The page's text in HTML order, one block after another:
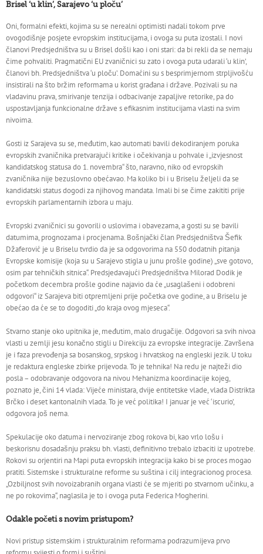
Brisel ‘u klin’, Sarajevo ‘u ploču’
Oni, formalni efekti, kojima su se nerealni optimisti nadali tokom prve
ovogodišnje posjete evropskim institucijama, i ovoga su puta izostali. I novi
članovi Predsjedništva su u Brisel došli kao i oni stari: da bi rekli da se nemaju
čime pohvaliti. Pragmatični EU zvaničnici su zato i ovoga puta udarali ‘u klin’,
članovi bh. Predsjedništva ‘u ploču’. Domaćini su s besprimjernom strpljivošću
insistirali na što bržim reformama u korist građana i države. Pozivali su na
vladavinu prava, smirivanje tenzija i odbacivanje zapaljive retorike, pa do
uspostavljanja funkcionalne države s efikasnim institucijama vlasti na svim
nivoima.
Gosti iz Sarajeva su se, međutim, kao automati bavili dekodiranjem poruka
evropskih zvaničnika pretvarajući kritike i očekivanja u pohvale i „izvjesnost
kandidatskog statusa do 1. novembra“ što, naravno, niko od evropskih
zvaničnika nije bezuslovno obećavao. Ma koliko bi i u Briselu željeli da se
kandidatski status dogodi za njihovog mandata. Imali bi se čime zakititi prije
evropskih parlamentarnih izbora u maju.
Evropski zvaničnici su govorili o uslovima i obavezama, a gosti su se bavili
datumima, prognozama i procjenama. Bošnjački član Predsjedništva Šefik
Džaferović je u Briselu tvrdio da je sa odgovorima na 550 dodatnih pitanja
Evropske komisije (koja su u Sarajevo stigla u junu prošle godine) „sve gotovo,
osim par tehničkih sitnica“. Predsjedavajući Predsjedništva Milorad Dodik je
početkom decembra prošle godine najavio da će „usaglašeni i odobreni
odgovori“ iz Sarajeva biti otpremljeni prije početka ove godine, a u Briselu je
obećao da će se to dogoditi „do kraja ovog mjeseca“.
Stvarno stanje oko upitnika je, međutim, malo drugačije. Odgovori sa svih nivoa
vlasti u zemlji jesu konačno stigli u Direkciju za evropske integracije. Završena
je i faza prevođenja sa bosanskog, srpskog i hrvatskog na engleski jezik. U toku
je redaktura engleske zbirke prijevoda. To je tehnika! Na redu je najteži dio
posla – odobravanje odgovora na nivou Mehanizma koordinacije kojeg,
poznato je, čini 14 vlada: Vijeće ministara, dvije entitetske vlade, vlada Distrikta
Brčko i deset kantonalnih vlada. To je već politika! I januar je već ‘iscurio’,
odgovora još nema.
Spekulacije oko datuma i nervoziranje zbog rokova bi, kao vrlo lošu i
beskorisnu dosadašnju praksu bh. vlasti, definitivno trebalo izbaciti iz upotrebe.
Rokovi su orjentiri na Mapi puta evropskih integracija kako bi se proces mogao
pratiti. Sistemske i strukturalne reforme su suština i cilj integracionog procesa.
„Ozbiljnost svih novoizabranih organa vlasti će se mjeriti po stvarnom učinku, a
ne po rokovima“, naglasila je to i ovoga puta Federica Mogherini.
Odakle početi s novim pristupom?
Novi pristup sistemskim i strukturalnim reformama podrazumijeva prvo